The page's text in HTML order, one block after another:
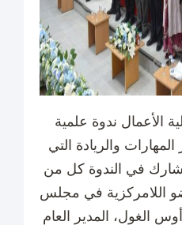
الأعمال ندوة علمية
والريادة التي
في الندوة كل من
اللامركزية في مجلس
الغول، المدير العام